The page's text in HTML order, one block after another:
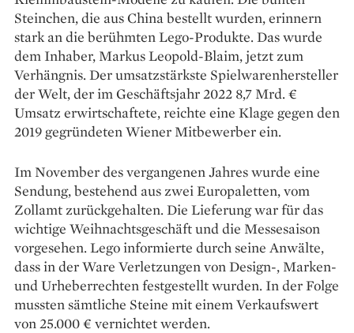
Steinchen, die aus China bestellt wurden, erinnern
stark an die berühmten Lego-Produkte. Das wurde
dem Inhaber, Markus Leopold-Blaim, jetzt zum
Verhängnis. Der umsatzstärkste Spielwarenhersteller
der Welt, der im Geschäftsjahr 2022 8,7 Mrd. €
Umsatz erwirtschaftete, reichte eine Klage gegen den
2019 gegründeten Wiener Mitbewerber ein.
Im November des vergangenen Jahres wurde eine
Sendung, bestehend aus zwei Europaletten, vom
Zollamt zurückgehalten. Die Lieferung war für das
wichtige Weihnachtsgeschäft und die Messesaison
vorgesehen. Lego informierte durch seine Anwälte,
dass in der Ware Verletzungen von Design-, Marken-
und Urheberrechten festgestellt wurden. In der Folge
mussten sämtliche Steine mit einem Verkaufswert
von 25.000 € vernichtet werden.